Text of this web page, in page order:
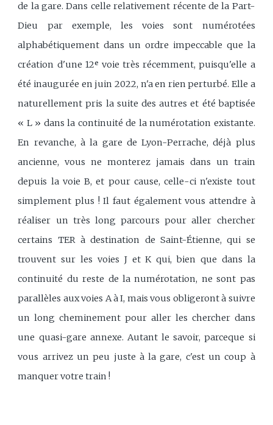
de la gare. Dans celle relativement récente de la Part-
Dieu par exemple, les voies sont numérotées
alphabétiquement dans un ordre impeccable que la
création d'une 12ᵉ voie très récemment, puisqu'elle a
été inaugurée en juin 2022, n'a en rien perturbé. Elle a
naturellement pris la suite des autres et été baptisée
« L » dans la continuité de la numérotation existante.
En revanche, à la gare de Lyon-Perrache, déjà plus
ancienne, vous ne monterez jamais dans un train
depuis la voie B, et pour cause, celle-ci n'existe tout
simplement plus ! Il faut également vous attendre à
réaliser un très long parcours pour aller chercher
certains TER à destination de Saint-Étienne, qui se
trouvent sur les voies J et K qui, bien que dans la
continuité du reste de la numérotation, ne sont pas
parallèles aux voies A à I, mais vous obligeront à suivre
un long cheminement pour aller les chercher dans
une quasi-gare annexe. Autant le savoir, parceque si
vous arrivez un peu juste à la gare, c'est un coup à
manquer votre train !